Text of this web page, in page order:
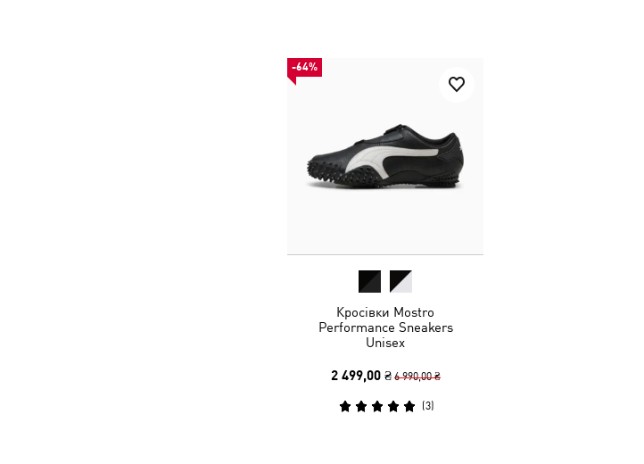
-64%
Кросівки Mostro
Performance Sneakers
Unisex
2 499,00 ₴ 6 990,00 ₴
(3)